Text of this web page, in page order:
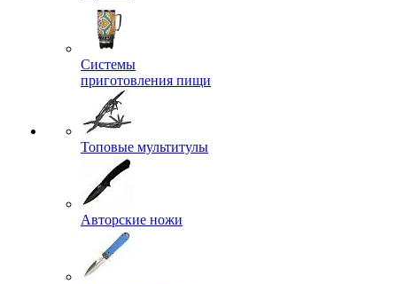
Системы
приготовления пищи
Топовые мультитулы
Авторские ножи